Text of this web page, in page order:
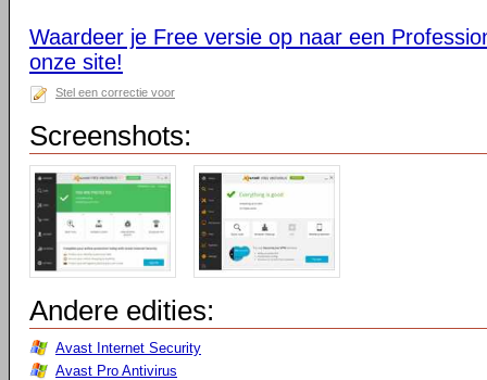
Waardeer je Free versie op naar een
onze site!
Stel een correctie voor
Screenshots:
Andere edities:
Avast Internet Security
Avast Pro Antivirus